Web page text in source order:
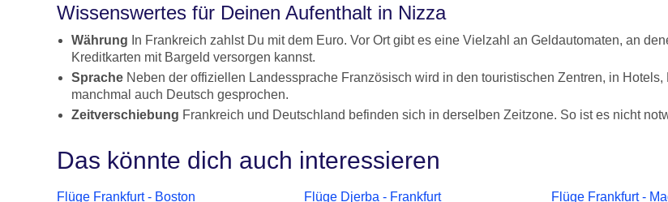
Wissenswertes für Deinen Aufenthalt in Nizza
Währung In Frankreich zahlst Du mit dem Euro. Vor Ort gibt es eine Vielzahl an Geldautomaten, an
Kreditkarten mit Bargeld versorgen kannst.
Sprache Neben der offiziellen Landessprache Französisch wird in den touristischen Zentren, in
manchmal auch Deutsch gesprochen.
Zeitverschiebung Frankreich und Deutschland befinden sich in derselben Zeitzone. So ist es nicht
Das könnte dich auch interessieren
Flüge Frankfurt - Boston Flüge Djerba - Frankfurt Flüge Frankfurt -